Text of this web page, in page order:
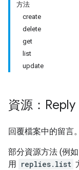
方法
create
delete
get
list
update
資源：Reply
回覆檔案中的留言。
部分資源方法 (例如
用 replies.list